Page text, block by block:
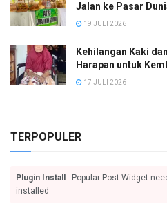
Jalan ke Pasar
19 JULI 2026
Kehilangan Kaki
Harapan untuk
17 JULI 2026
TERPOPULER
Plugin Install
: Popular Post Widget
installed